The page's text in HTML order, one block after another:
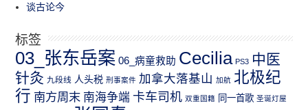
谈古论今
标签
03_张东岳案 06_病童救助 Cecilia PS3 中医
针灸 九段线 人头税 刑事案件 加拿大落基山 加航 北极纪
行 南方周末 南海争端 卡车司机 双重国籍 同一首歌 圣诞灯屋